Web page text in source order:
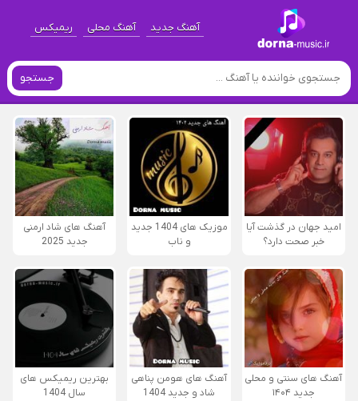
آهنگ جدید آهنگ محلی ریمیکس
جستجو
امید جهان در گذشت آیا
خبر صحت دارد؟
موزیک های 1404 جدید
و ناب
آهنگ های شاد ارمنی
جدید 2025
آهنگ های سنتی و محلی
جدید ۱۴۰۴
آهنگ های هومن پناهی
شاد و جدید 1404
بهترین ریمیکس های
سال 1404